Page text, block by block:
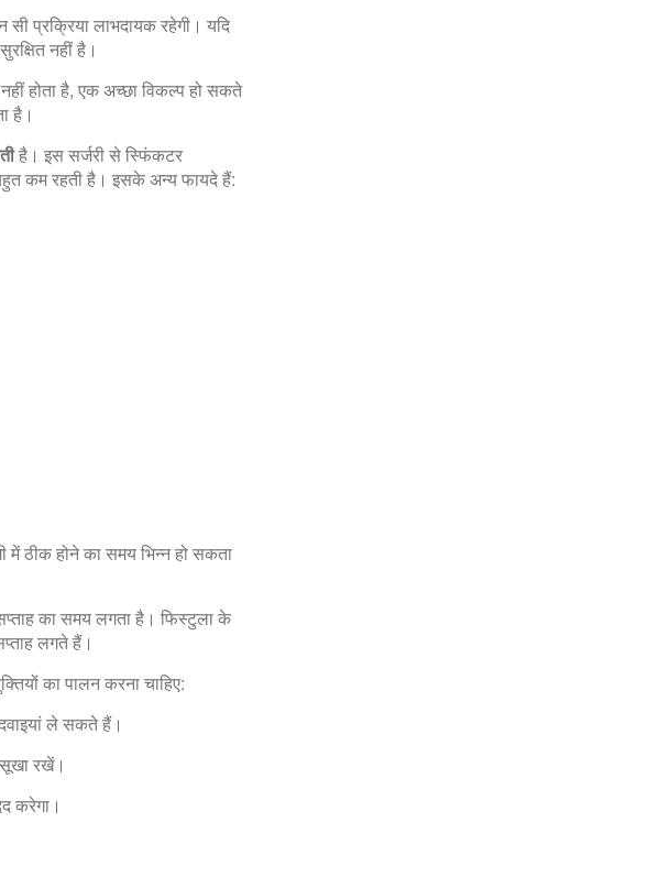
प्रक्रिया लाभदायक रहेगी। यदि
नहीं है।
होता है, एक अच्छा विकल्प हो सकते
है।
है। इस सर्जरी से स्फिंकटर
बहुत कम रहती है। इसके अन्य फायदे हैं:
में ठीक होने का समय भिन्न हो सकता
का समय लगता है। फिस्टुला के
लगते हैं।
का पालन करना चाहिए:
ले सकते हैं।
सूखा रखें।
करेगा।